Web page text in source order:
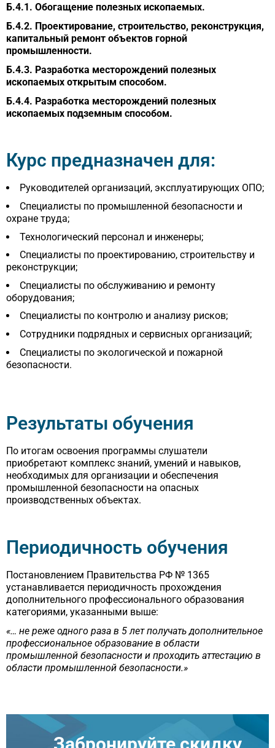
Б.4.1. Обогащение полезных ископаемых.
Б.4.2. Проектирование, строительство, реконструкция,
капитальный ремонт объектов горной
промышленности.
Б.4.3. Разработка месторождений полезных
ископаемых открытым способом.
Б.4.4. Разработка месторождений полезных
ископаемых подземным способом.
Курс предназначен для:
Руководителей организаций, эксплуатирующих ОПО;
Специалисты по промышленной безопасности и
охране труда;
Технологический персонал и инженеры;
Специалисты по проектированию, строительству и
реконструкции;
Специалисты по обслуживанию и ремонту
оборудования;
Специалисты по контролю и анализу рисков;
Сотрудники подрядных и сервисных организаций;
Специалисты по экологической и пожарной
безопасности.
Результаты обучения
По итогам освоения программы слушатели
приобретают комплекс знаний, умений и навыков,
необходимых для организации и обеспечения
промышленной безопасности на опасных
производственных объектах.
Периодичность обучения
Постановлением Правительства РФ № 1365
устанавливается периодичность прохождения
дополнительного профессионального образования
категориями, указанными выше:
«… не реже одного раза в 5 лет получать дополнительное
профессиональное образование в области
промышленной безопасности и проходить аттестацию в
области промышленной безопасности.»